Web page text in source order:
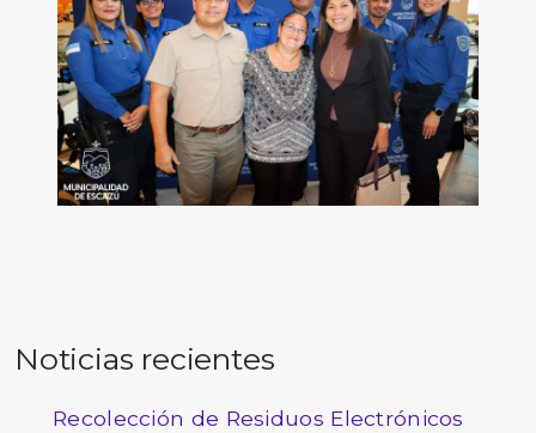
Noticias recientes
Recolección de Residuos Electrónicos